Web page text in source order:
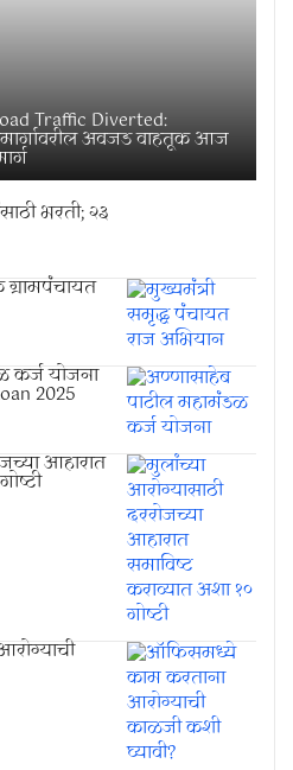
Traffic Diverted:
अवजड वाहतूक आज
भरती; २३
ग्रामपंचायत
कर्ज योजना
2025
आहारात